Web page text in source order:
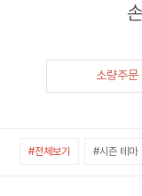
소량주문
#전체보기 #시즌 테마